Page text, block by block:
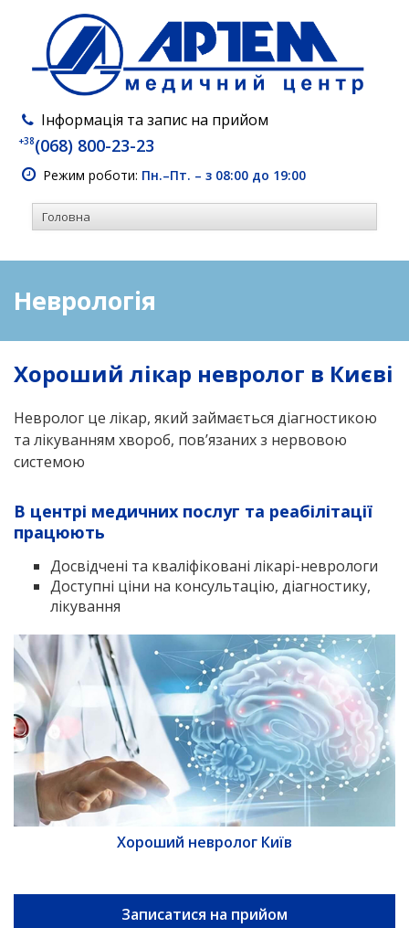
Інформація та запис на прийом
+38(068) 800-23-23
Режим роботи: Пн.–Пт. – з 08:00 до 19:00
Неврологія
Хороший лікар невролог в Києві
Невролог це лікар, який займається діагностикою
та лікуванням хвороб, пов’язаних з нервовою
системою
В центрі медичних послуг та реабілітації
працюють
Досвідчені та кваліфіковані лікарі-неврологи
Доступні ціни на консультацію, діагностику,
лікування
Хороший невролог Київ
Записатися на прийом